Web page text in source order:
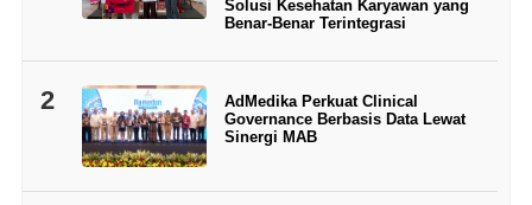
Solusi Kesehatan Karyawan yang
Benar-Benar Terintegrasi
2
AdMedika Perkuat Clinical
Governance Berbasis Data Lewat
Sinergi MAB